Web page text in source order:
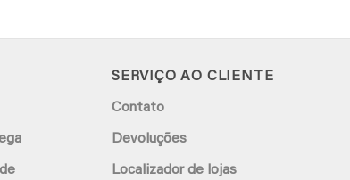
SERVIÇO AO CLIENTE
Contato
Devoluções
Localizador de lojas